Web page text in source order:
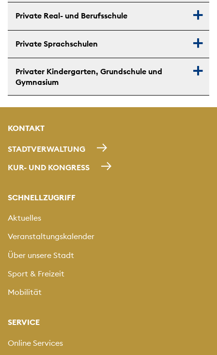
Private Real- und Berufsschule
Private Sprachschulen
Privater Kindergarten, Grundschule und
Gymnasium
KONTAKT
STADTVERWALTUNG
KUR- UND KONGRESS
SCHNELLZUGRIFF
Aktuelles
Veranstaltungskalender
Über unsere Stadt
Sport & Freizeit
Mobilität
SERVICE
Online Services